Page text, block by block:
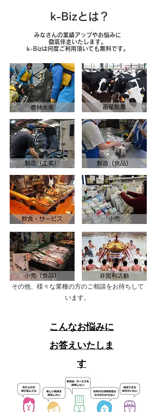
​k-Bizとは？
みなさんの業績アップやお悩みに
徹底伴走いたします。
​k-Bizは何度ご利用頂いても無料です。
その他、様々な業種の方のご相談をお待ちして
います。
こんなお悩みに
お答えいたしま
す